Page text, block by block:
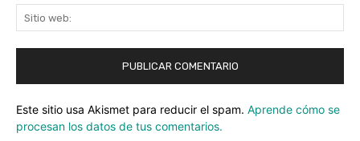
Este sitio usa Akismet para reducir el spam. Aprende cómo se
procesan los datos de tus comentarios.